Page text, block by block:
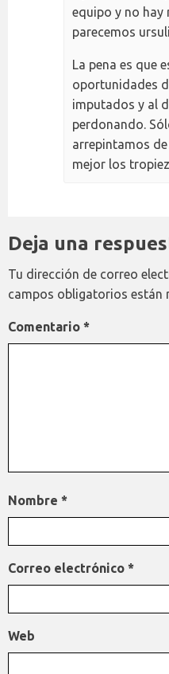
equipo y no hay
parecemos
La pena es que
oportunidades
imputados y al
perdonando.
arrepintamos
mejor los
Deja una
Tu dirección de correo
campos obligatorios están
Comentario *
Nombre *
Correo electrónico *
Web